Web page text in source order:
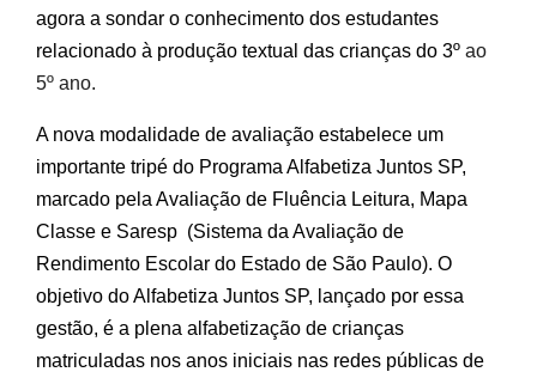
agora a sondar o conhecimento dos estudantes
relacionado à produção textual das crianças do 3º ao
5º ano.
A nova modalidade de avaliação estabelece um
importante tripé do Programa Alfabetiza Juntos SP,
marcado pela Avaliação de Fluência Leitura, Mapa
Classe e Saresp (Sistema da Avaliação de
Rendimento Escolar do Estado de São Paulo). O
objetivo do Alfabetiza Juntos SP, lançado por essa
gestão, é a plena alfabetização de crianças
matriculadas nos anos iniciais nas redes públicas de